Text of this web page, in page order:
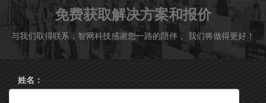
免费获取解决方案和报价
与我们取得联系，智网科技感谢您一路的陪伴， 我们将做得更好！
姓名：